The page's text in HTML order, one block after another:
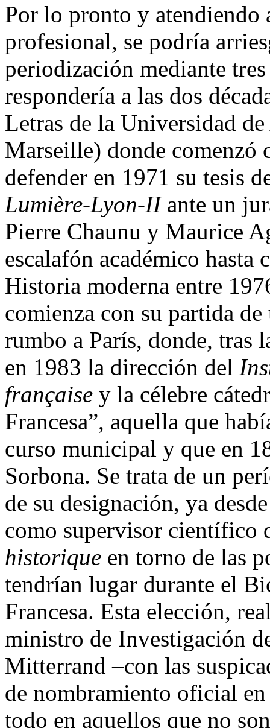
Por lo pronto y atendiendo
profesional, se podría
periodización mediante
respondería a las dos
Letras de la Universidad
Marseille) donde comenzó
defender en 1971 su tesis
Lumière-Lyon-IIante un
Pierre Chaunu y Maurice
escalafón académico
Historia moderna entre
comienza con su partida
rumbo a París, donde, tras
en 1983 la dirección del
française y la célebre
Francesa”, aquella que
curso municipal y que en
Sorbona. Se trata de un
de su designación, ya
como supervisor científico
historique en torno de las
tendrían lugar durante el
Francesa. Esta elección,
ministro de Investigación
Mitterrand –con las
de nombramiento oficial
todo en aquellos que no